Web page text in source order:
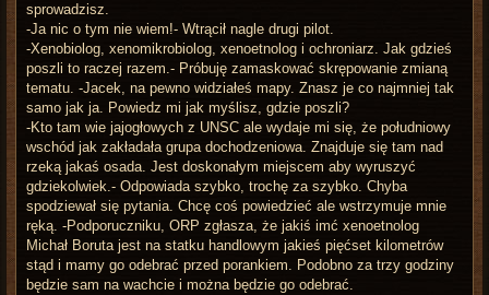
sprowadzisz.
-Ja nic o tym nie wiem!- Wtrącił nagle drugi pilot.
-Xenobiolog, xenomikrobiolog, xenoetnolog i ochroniarz. Jak gdzieś
poszli to raczej razem.- Próbuję zamaskować skrępowanie zmianą
tematu. -Jacek, na pewno widziałeś mapy. Znasz je co najmniej tak
samo jak ja. Powiedz mi jak myślisz, gdzie poszli?
-Kto tam wie jajogłowych z UNSC ale wydaje mi się, że południowy
wschód jak zakładała grupa dochodzeniowa. Znajduje się tam nad
rzeką jakaś osada. Jest doskonałym miejscem aby wyruszyć
gdziekolwiek.- Odpowiada szybko, trochę za szybko. Chyba
spodziewał się pytania. Chcę coś powiedzieć ale wstrzymuje mnie
ręką. -Podporuczniku, ORP zgłasza, że jakiś imć xenoetnolog
Michał Boruta jest na statku handlowym jakieś pięćset kilometrów
stąd i mamy go odebrać przed porankiem. Podobno za trzy godziny
będzie sam na wachcie i można będzie go odebrać.